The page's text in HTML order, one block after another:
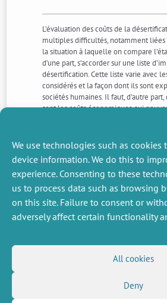
We use technologies such as cookies
device information. We do this to
experience. Consenting to these
us to process data such as browsing
on this site. Failure to consent or
adversely affect certain functionality
All cookies
Deny
L’évaluation des coûts de la
multiples difficultés, notamment liées
la situation à laquelle on compare
d’une part, s’accorder sur une liste
désertification. Cette liste varie avec
considérés et la façon dont ils sont
sociétés humaines. Il faut, d’autre
sont les coûts économiques qui
ou pas.
NEXT
NEWS
MISCELLANEOUS
Legal Notice
FOLLOW
Social